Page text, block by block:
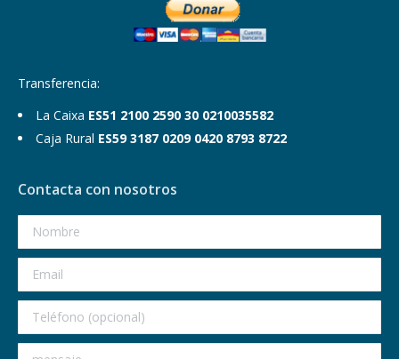
Transferencia:
La Caixa ES51 2100 2590 30 0210035582
Caja Rural ES59 3187 0209 0420 8793 8722
Contacta con nosotros